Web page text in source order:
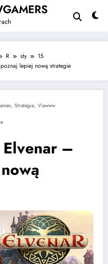
R sty
15
lepiej nową strategie
, Strategia, Viawww
–